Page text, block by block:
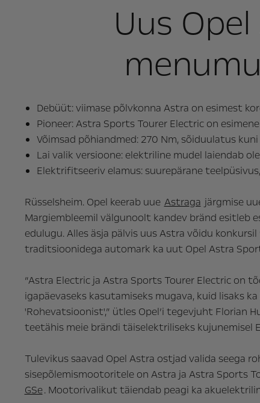
Uus
Debüüt: viimase põlvkonna Astra on esimest
Pioneer: Astra Sports Tourer Electric on
Võimsad põhiandmed: 270 Nm, sõiduulatus
Lai valik versioone: elektriline mudel laiendab
Elektrifitseeriv elamus: suurepärane
Rüsselsheim. Opel keerab uue Astraga järgmise
Margiembleemil välgunoolt kandev bränd
edulugu. Alles äsja pälvis uus Astra võidu
traditsioonidega automark ka uut Opel Astra
“Astra Electric ja Astra Sports Tourer Electric on
igapäevaseks kasutamiseks mugava, kuid lisaks
'Rohevatsioonist',” ütles Opel’i tegevjuht Florian
teetähis meie brändi täiselektriliseks kujunemisel
Tulevikus saavad Opel Astra ostjad valida seega
sisepõlemismootoritele on Astra ja Astra Sports
GSe. Mootorivalikut täiendab peagi ka